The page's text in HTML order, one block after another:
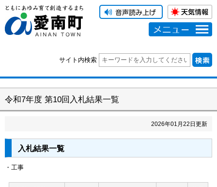
メニュー
サイト内検索
令和7年度 第10回入札結果一覧
2026年01 月 22 日更新
入札結果一覧
・工事